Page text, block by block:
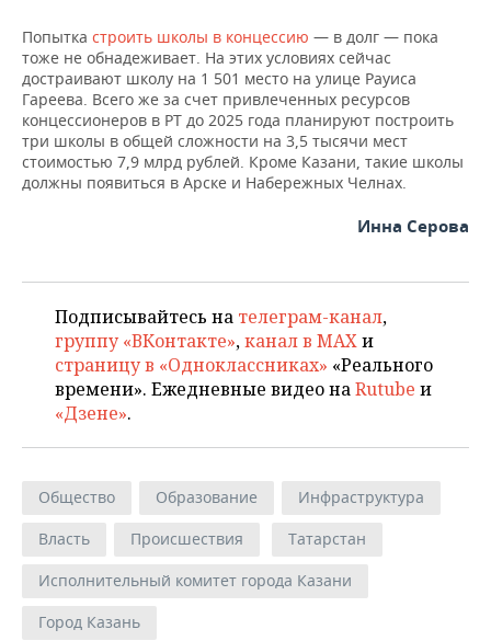
Попытка строить школы в концессию — в долг — пока
тоже не обнадеживает. На этих условиях сейчас
достраивают школу на 1 501 место на улице Рауиса
Гареева. Всего же за счет привлеченных ресурсов
концессионеров в РТ до 2025 года планируют построить
три школы в общей сложности на 3,5 тысячи мест
стоимостью 7,9 млрд рублей. Кроме Казани, такие школы
должны появиться в Арске и Набережных Челнах.
Инна Серова
Подписывайтесь на телеграм-канал,
группу «ВКонтакте»,канал в MAXи
страницу в «Одноклассниках» «Реального
времени». Ежедневные видео наRutube и
«Дзене».
Общество Образование
Инфраструктура
Власть
Происшествия
Татарстан
Исполнительный комитет города Казани
Город Казань